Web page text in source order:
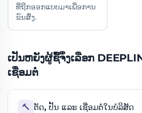
ທີ່ຖືກອອກແບບມາເພື່ອການ
ຂົນສົ່ງ.
ເປັນຫຍັງຜູ້ຊື້ຈຶ່ງເລືອກ
ເຊື່ອມຕໍ່
🔨 ຕັດ, ປັ້ນ ແລະ ເຊື່ອມຕໍ່ໃນບໍລິສັດ